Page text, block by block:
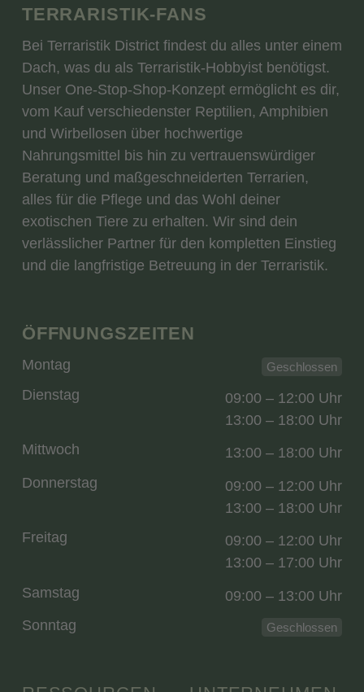
TERRARISTIK-FANS
Bei Terraristik District findest du alles unter einem
Dach, was du als Terraristik-Hobbyist benötigst.
Unser One-Stop-Shop-Konzept ermöglicht es dir,
vom Kauf verschiedenster Reptilien, Amphibien
und Wirbellosen über hochwertige
Nahrungsmittel bis hin zu vertrauenswürdiger
Beratung und maßgeschneiderten Terrarien,
alles für die Pflege und das Wohl deiner
exotischen Tiere zu erhalten. Wir sind dein
verlässlicher Partner für den kompletten Einstieg
und die langfristige Betreuung in der Terraristik.
ÖFFNUNGSZEITEN
Montag Geschlossen
Dienstag
09:00 – 12:00 Uhr
13:00 – 18:00 Uhr
Mittwoch
13:00 – 18:00 Uhr
Donnerstag
09:00 – 12:00 Uhr
13:00 – 18:00 Uhr
Freitag
09:00 – 12:00 Uhr
13:00 – 17:00 Uhr
Samstag
09:00 – 13:00 Uhr
Sonntag
Geschlossen